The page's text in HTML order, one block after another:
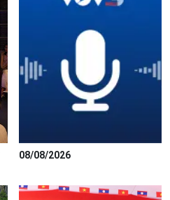
08/08/2026